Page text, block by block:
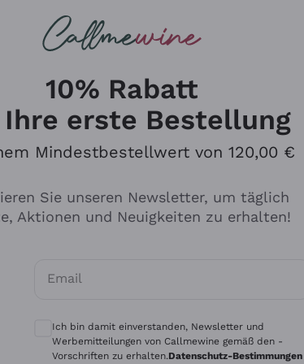
Tenuta San Leonardo
Alessandra Divella
Für
10% Rabatt
erste Bestellung
Mindestbestellwert von 120,00 €
Sie unseren Newsletter, um täglich
Aktionen und Neuigkeiten zu erhalten!
Email
Optionale Einwilligungen zum Erhalt von
Ich bin damit einverstanden, Newsletter und
Werbemitteilungen von Callmewine gemäß den -
Vorschriften zu erhalten.Datenschutz-Bestimmungen